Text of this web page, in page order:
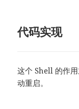
代码实现
这个 Shell 的作
动重启。